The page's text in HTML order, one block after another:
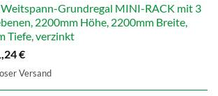
Weitspann-Grundregal MINI-RACK mit 3
2200mm Höhe, 2200mm Breite,
Tiefe, verzinkt
€
Versand